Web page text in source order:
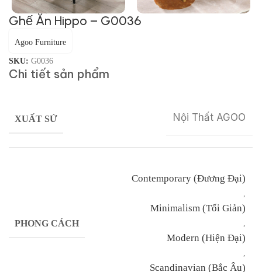
Ghế Ăn Hippo – G0036
Agoo Furniture
SKU: G0036
Chi tiết sản phẩm
XUẤT SỨ Nội Thất AGOO
PHONG CÁCH
Contemporary (Đương Đại)
Minimalism (Tối Giản)
Modern (Hiện Đại)
Scandinavian (Bắc Âu)